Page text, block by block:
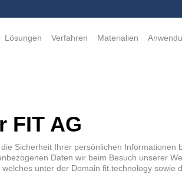
Lösungen Verfahren Materialien
FIT AG
Sicherheit Ihrer persönlichen
Daten wir beim Besuch unserer
unter der Domain fit.technology sowie